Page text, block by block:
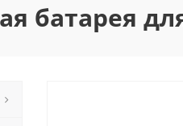
батарея